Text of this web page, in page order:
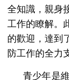
全知識，親身
工作的瞭解。
的歡迎，達到
防工作的全力
青少年是